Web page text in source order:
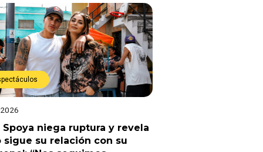
Spoya niega ruptura y revela
sigue su relación con su